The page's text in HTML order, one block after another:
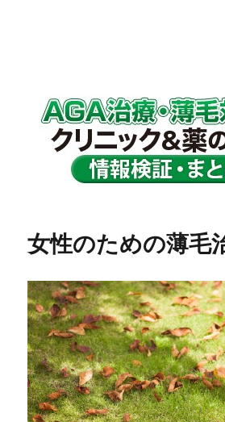
ＡＧＡ治療・薄毛対策
薬の真実【情報検証・
女性のための薄毛